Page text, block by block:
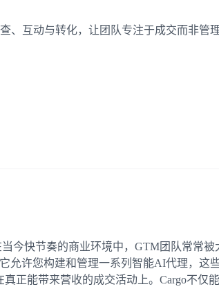
互动与转化，让团队专注于成交而非管理
今快节奏的商业环境中，GTM团队常常
许您构建和管理一系列智能AI代理，这
正能带来营收的成交活动上。Cargo不仅